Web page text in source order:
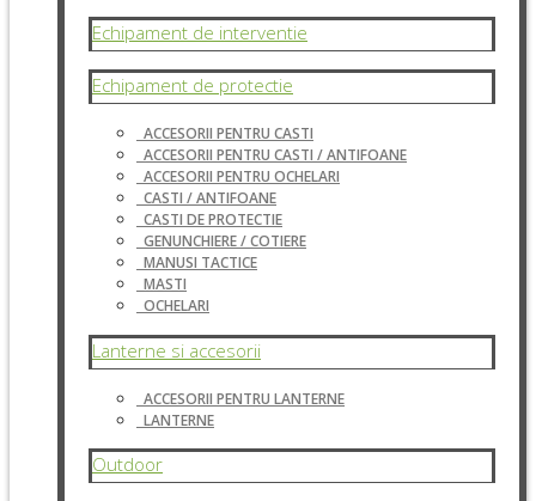
Echipament de interventie
Echipament de protectie
ACCESORII PENTRU CASTI
ACCESORII PENTRU CASTI / ANTIFOANE
ACCESORII PENTRU OCHELARI
CASTI / ANTIFOANE
CASTI DE PROTECTIE
GENUNCHIERE / COTIERE
MANUSI TACTICE
MASTI
OCHELARI
Lanterne si accesorii
ACCESORII PENTRU LANTERNE
LANTERNE
Outdoor